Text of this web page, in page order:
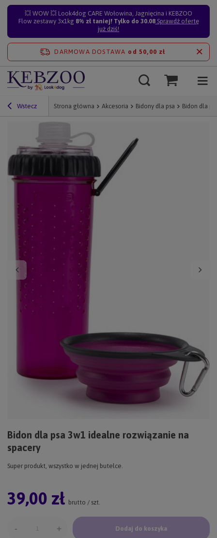
💥 WOW 💥 Look4dog CARE Wołowina, Jagnięcina i KEBZOO
Flow zestawy 3x1kg 8% zł taniej! Tylko do 30.08Sprawdź ofertę
już dziś!
DARMOWA DOSTAWA od 50,00 zł
Wstecz Strona główna Akcesoria Bidony dla psa Bidon dla
Bidon dla psa 3w1 idealne rozwiązanie na
spacery
Super produkt, wszystko w jednej butelce.
39,00 zł brutto / szt.
- + Dodaj do koszyka